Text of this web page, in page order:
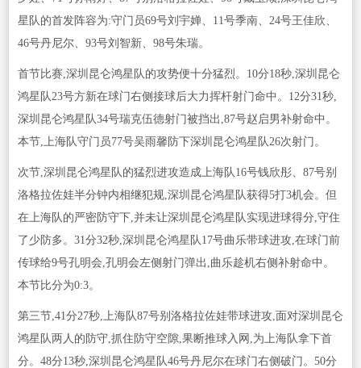
星队的首发阵容为:守门员69号刘宇婵、11号季南、24号王佳欣、
46号丹尼尔、93号刘智新、98号朱瑞。
首节比赛,深圳昆仑鸿星队的攻势便十分猛烈。10分18秒,深圳昆仑
鸿星队23号方新在球门右侧接球后大力挥杆射门命中。12分31秒,
深圳昆仑鸿星队34号瑞克伍德射门被挡出,87号赵启男补射命中。
本节,上海队守门员77号吴雨馨防下深圳昆仑鸿星队26次射门。
次节,深圳昆仑鸿星队的猛烈进攻造成上海队16号钱欣彤、87号别
洛格拉佐娃半分钟内相继犯规,深圳昆仑鸿星队获得5打3机会。但
在上海队的严密防守下,并未让深圳昆仑鸿星队实现进球得分,守住
了少防多。31分32秒,深圳昆仑鸿星队17号曲乐带球进攻,在球门前
传球给9号孔明会,孔明会左侧射门弹出,曲乐趁机右侧补射命中。
本节比分为0:3。
第三节,41分27秒,上海队87号别洛格拉佐娃带球进攻,面对深圳昆仑
鸿星队两人的防守,抓住防守空隙,果断推球入网,为上海队拿下首
分。48分13秒,深圳昆仑鸿星队46号丹尼尔在球门右侧破门。50分